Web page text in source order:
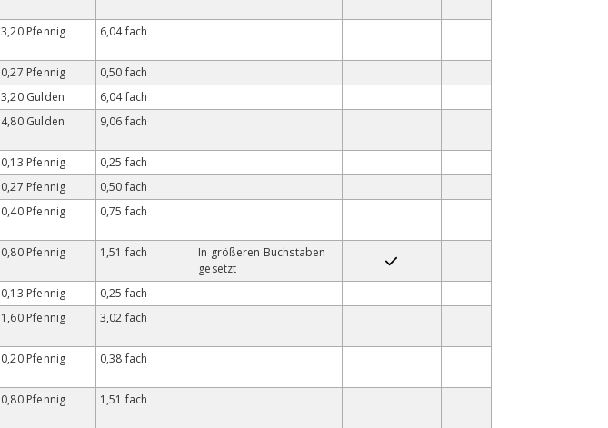
3,20 Pfennig 6,04 fach
0,27 Pfennig
0,50 fach
3,20 Gulden
6,04 fach
4,80 Gulden 9,06 fach
0,13 Pfennig
0,25 fach
0,27 Pfennig
0,50 fach
0,40 Pfennig 0,75 fach
0,80 Pfennig 1,51 fach
In größeren Buchstaben
gesetzt
0,13 Pfennig
0,25 fach
1,60 Pfennig 3,02 fach
0,20 Pfennig 0,38 fach
0,80 Pfennig 1,51 fach